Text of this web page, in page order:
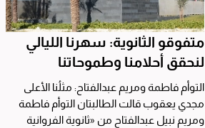
متفوقو الثانوية: سهرنا الليالي
لنحقق أحلامنا وطموحاتنا
التوأم فاطمة ومريم عبدالفتاح: مثلُنا الأعلى
مجدي يعقوب قالت الطالبتان التوأم فاطمة
ومريم نبيل عبدالفتاح من «ثانوية الفروانية